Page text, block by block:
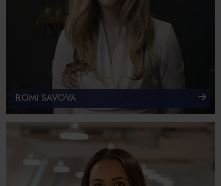
ROMI SAVOVA